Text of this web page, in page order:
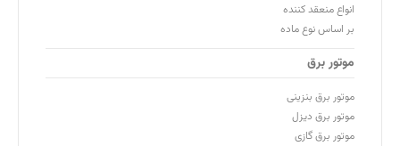
انواع منعقد کننده
بر اساس نوع ماده
موتور برق
موتور برق بنزینی
موتور برق دیزل
موتور برق گازی